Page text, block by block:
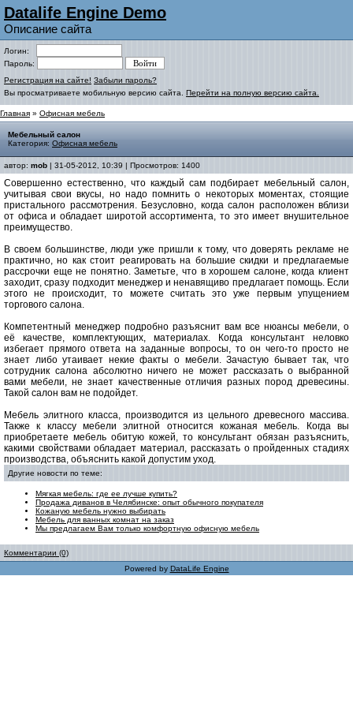
Datalife Engine Demo
Описание сайта
Логин:
Пароль:
Регистрация на сайте! Забыли пароль?
Вы просматриваете мобильную версию сайта. Перейти на полную версию сайта.
Главная » Офисная мебель
Мебельный салон
Категория: Офисная мебель
автор: mob | 31-05-2012, 10:39 | Просмотров: 1400
Совершенно естественно, что каждый сам подбирает мебельный салон,
учитывая свои вкусы, но надо помнить о некоторых моментах, стоящие
пристального рассмотрения. Безусловно, когда салон расположен вблизи
от офиса и обладает широтой ассортимента, то это имеет внушительное
преимущество.
В своем большинстве, люди уже пришли к тому, что доверять рекламе не
практично, но как стоит реагировать на большие скидки и предлагаемые
рассрочки еще не понятно. Заметьте, что в хорошем салоне, когда клиент
заходит, сразу подходит менеджер и ненавящиво предлагает помощь. Если
этого не происходит, то можете считать это уже первым упущением
торгового салона.
Компетентный менеджер подробно разъяснит вам все нюансы мебели, о
её качестве, комплектующих, материалах. Когда консультант неловко
избегает прямого ответа на заданные вопросы, то он чего-то просто не
знает либо утаивает некие факты о мебели. Зачастую бывает так, что
сотрудник салона абсолютно ничего не может рассказать о выбранной
вами мебели, не знает качественные отличия разных пород древесины.
Такой салон вам не подойдет.
Мебель элитного класса, производится из цельного древесного массива.
Также к классу мебели элитной относится кожаная мебель. Когда вы
приобретаете мебель обитую кожей, то консультант обязан разъяснить,
какими свойствами обладает материал, рассказать о пройденных стадиях
производства, объяснить какой допустим уход.
Другие новости по теме:
Мягкая мебель: где ее лучше купить?
Продажа диванов в Челябинске: опыт обычного покупателя
Кожаную мебель нужно выбирать
Мебель для ванных комнат на заказ
Мы предлагаем Вам только комфортную офисную мебель
Комментарии (0)
Powered by DataLife Engine